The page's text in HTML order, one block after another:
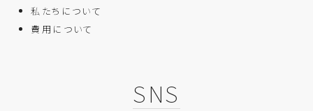
私たちについて
費用について
SNS